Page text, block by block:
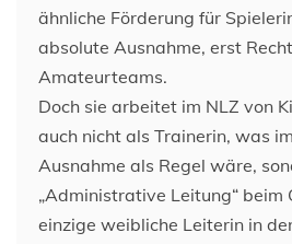
ähnliche Förderung für
absolute Ausnahme, erst
Amateurteams.
Doch sie arbeitet im NLZ von
auch nicht als Trainerin, was
Ausnahme als Regel wäre,
„Administrative Leitung“ beim
einzige weibliche Leiterin in